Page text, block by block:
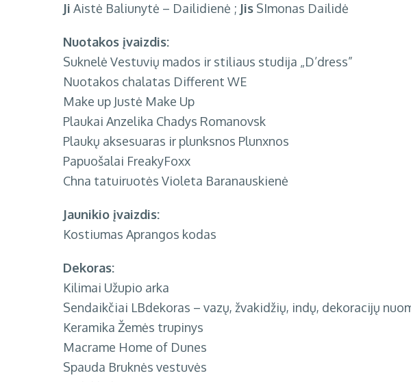
Ji Aistė Baliunytė – Dailidienė ; Jis SImonas Dailidė
Nuotakos įvaizdis:
Suknelė Vestuvių mados ir stiliaus studija „D’dress”
Nuotakos chalatas Different WE
Make up Justė Make Up
Plaukai Anzelika Chadys Romanovsk
Plaukų aksesuaras ir plunksnos Plunxnos
Papuošalai FreakyFoxx
Chna tatuiruotės Violeta Baranauskienė
Jaunikio įvaizdis:
Kostiumas Aprangos kodas
Dekoras:
Kilimai Užupio arka
Sendaikčiai LBdekoras – vazų, žvakidžių, indų, dekoracijų
Keramika Žemės trupinys
Macrame Home of Dunes
Spauda Bruknės vestuvės